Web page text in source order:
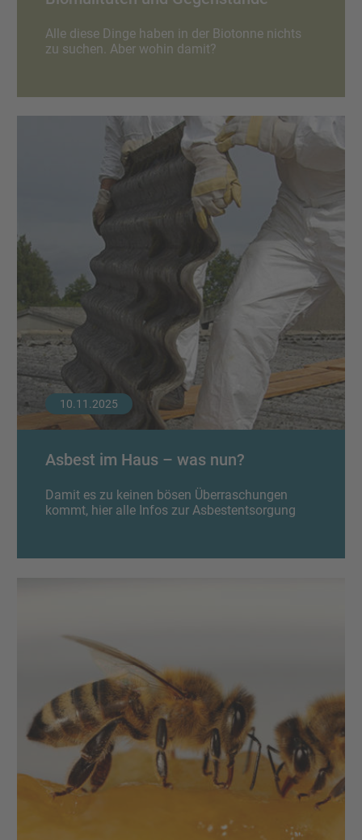
Alle diese Dinge haben in der Biotonne nichts
zu suchen. Aber wohin damit?
10.11.2025
Asbest im Haus – was nun?
Damit es zu keinen bösen Überraschungen
kommt, hier alle Infos zur Asbestentsorgung